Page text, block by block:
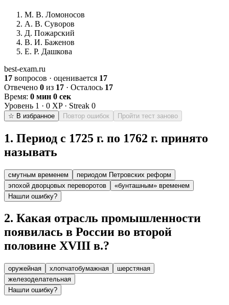
М. В. Ломоносов
А. В. Суворов
Д. Пожарский
В. И. Баженов
Е. Р. Дашкова
best-exam.ru
17 вопросов · оценивается 17
Отвечено 0 из 17 · Осталось 17
Время: 0 мин 0 сек
Уровень 1 · 0 XP · Streak 0
☆ В избранное Повтор ошибок Пройти тест заново
1. Период с 1725 г. по 1762 г. принято
называть
смутным временем
периодом Петровских реформ
эпохой дворцовых переворотов
«бунташным» временем
Нашли ошибку?
2. Какая отрасль промышленности
появилась в России во второй
половине XVIII в.?
оружейная хлопчатобумажная
шерстяная
железоделательная
Нашли ошибку?